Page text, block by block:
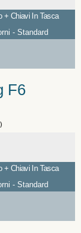
+ Chiavi In Tasca
- Standard
F6
+ Chiavi In Tasca
- Standard